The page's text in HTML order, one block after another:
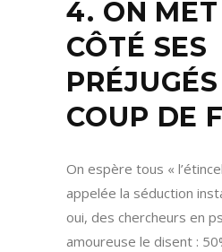
4. ON
CÔTÉ SES
COUP DE
On espère tous «
appelée la séduction
oui, des chercheurs en
amoureuse le disent :